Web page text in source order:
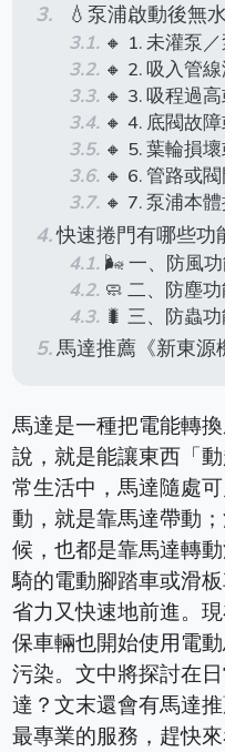
💧泵浦啟動後無
🔸 1. 未灌泵
🔸 2. 吸入管
🔸 3. 吸程過
🔸 4. 底閥故
🔸 5. 葉輪損
🔸 6. 管路或
🔸 7. 泵浦本
快速捲門有哪些功
🌬️ 一、防風
🧼 二、防塵
🐛 三、防蟲
馬達推薦《新東源
馬達是一種把電能轉
說，就是能讓東西「
常生活中，馬達隨處
動，就是靠馬達帶動
候，也都是靠馬達轉
騎的電動腳踏車或滑
省力又快速地前進。
保車輛也開始使用電
污染。文中將探討在
達？文末還會有馬達
最專業的服務，趕快